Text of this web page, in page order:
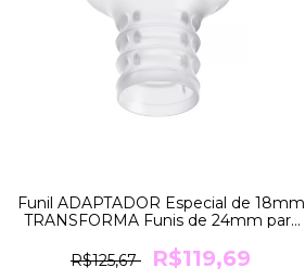
Funil ADAPTADOR Especial de 18mm
TRANSFORMA Funis de 24mm para
R$125,67
R$119,69